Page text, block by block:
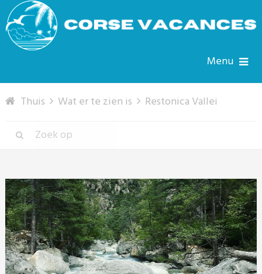
Menu
Thuis Wat er te zien is Restonica Vallei